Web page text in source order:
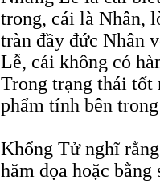
trong, cái là Nhân,
tràn đầy đức Nhân
Lễ, cái không có
Trong trạng thái tốt
phẩm tính bên
Khổng Tử nghĩ
hăm dọa hoặc bằng